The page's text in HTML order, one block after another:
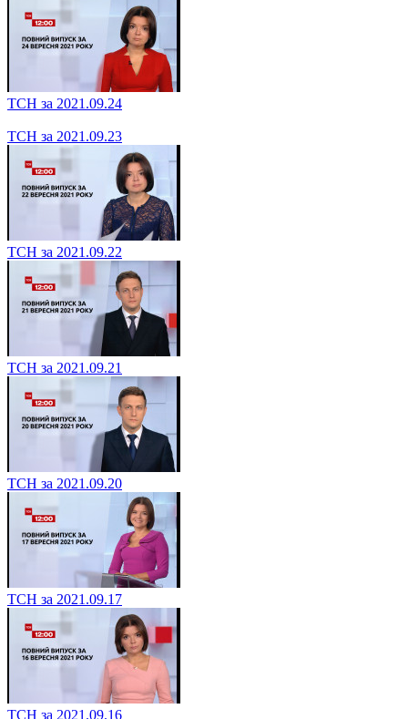
ТСН за 2021.09.24
ТСН за 2021.09.23
ТСН за 2021.09.22
ТСН за 2021.09.21
ТСН за 2021.09.20
ТСН за 2021.09.17
ТСН за 2021.09.16